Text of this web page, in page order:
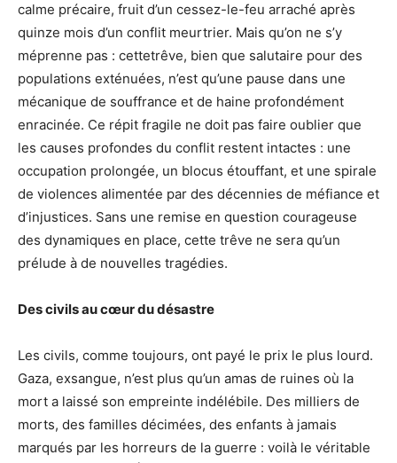
calme précaire, fruit d’un cessez-le-feu arraché après
quinze mois d’un conflit meurtrier. Mais qu’on ne s’y
méprenne pas : cettetrêve, bien que salutaire pour des
populations exténuées, n’est qu’une pause dans une
mécanique de souffrance et de haine profondément
enracinée. Ce répit fragile ne doit pas faire oublier que
les causes profondes du conflit restent intactes : une
occupation prolongée, un blocus étouffant, et une spirale
de violences alimentée par des décennies de méfiance et
d’injustices. Sans une remise en question courageuse
des dynamiques en place, cette trêve ne sera qu’un
prélude à de nouvelles tragédies.
Des civils au cœur du désastre
Les civils, comme toujours, ont payé le prix le plus lourd.
Gaza, exsangue, n’est plus qu’un amas de ruines où la
mort a laissé son empreinte indélébile. Des milliers de
morts, des familles décimées, des enfants à jamais
marqués par les horreurs de la guerre : voilà le véritable